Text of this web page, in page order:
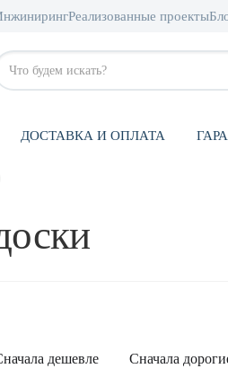
Реализованные проекты
ДОСТАВКА И ОПЛАТА
дешевле Сначала